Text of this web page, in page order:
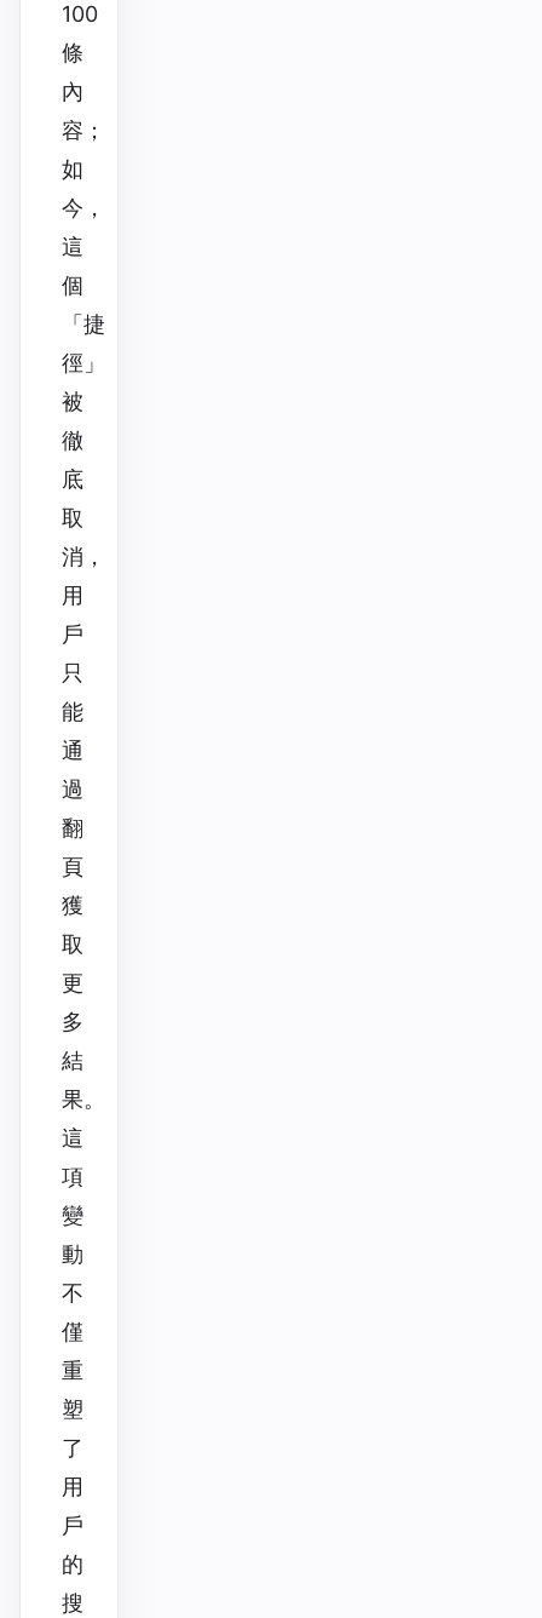
100
條
內
容；
如
今，
這
個
「捷
徑」
被
徹
底
取
消，
用
戶
只
能
通
過
翻
頁
獲
取
更
多
結
果。
這
項
變
動
不
僅
重
塑
了
用
戶
的
搜